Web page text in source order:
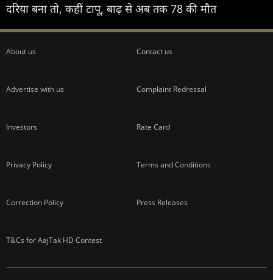
दरिया बना तो, कहीं टापू, बाढ़ से अब तक 78 की मौत
About us Contact us
Advertise with us Complaint Redressal
Investors Rate Card
Privacy Policy Terms and Conditions
Correction Policy Press Releases
T&Cs for AajTak HD Contest